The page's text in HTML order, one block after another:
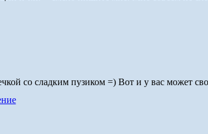
со сладким пузиком =) Вот и у вас может